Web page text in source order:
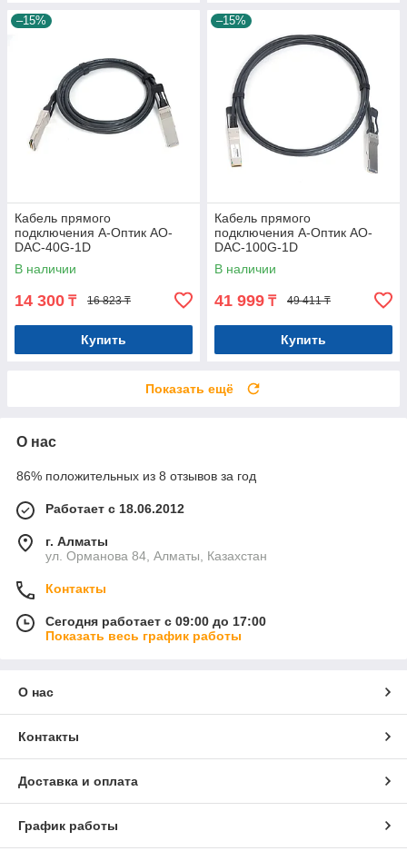
–15%
Кабель прямого
подключения А-Оптик AO-
DAC-40G-1D
В наличии
14 300 ₸ 16 823 ₸
Купить
–15%
Кабель прямого
подключения А-Оптик AO-
DAC-100G-1D
В наличии
41 999 ₸ 49 411 ₸
Купить
Показать ещё
О нас
86% положительных из 8 отзывов за год
Работает с 18.06.2012
г. Алматы
ул. Орманова 84, Алматы, Казахстан
Контакты
Сегодня работает с 09:00 до 17:00
Показать весь график работы
О нас
Контакты
Доставка и оплата
График работы